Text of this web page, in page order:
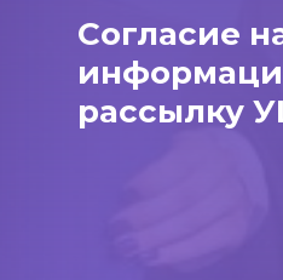
Согласие
рассылку